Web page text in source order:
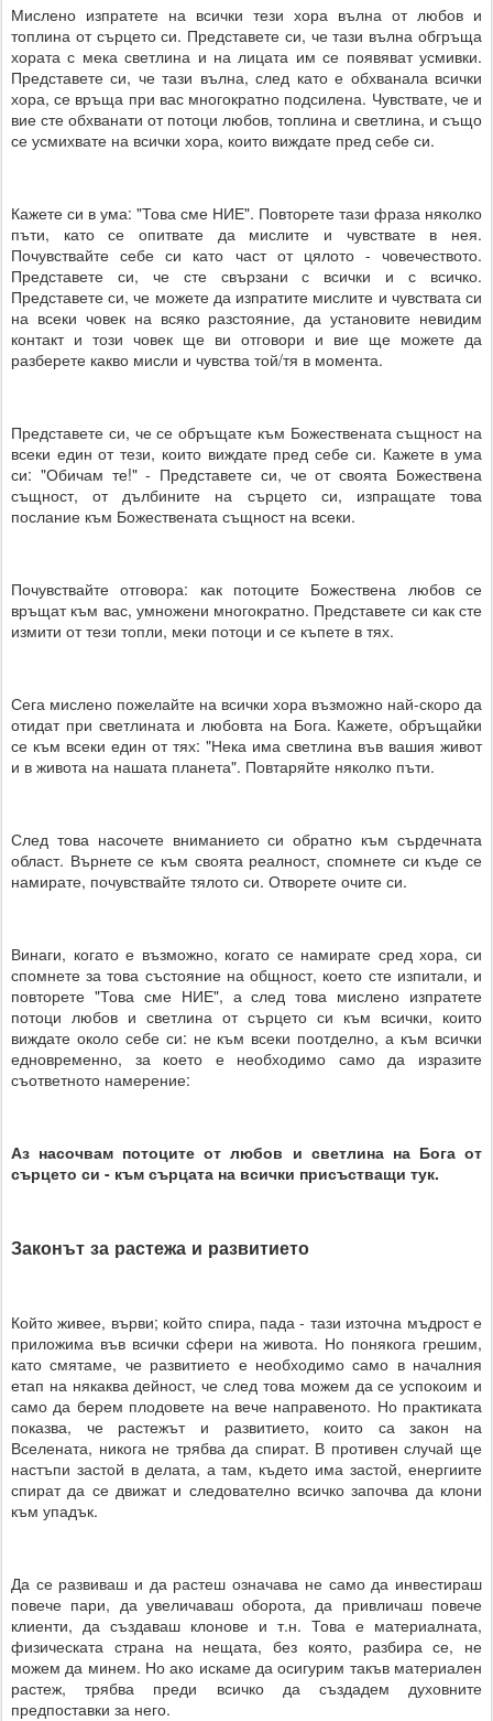
Мислено изпратете на всички тези хора вълна от любов и
топлина от сърцето си. Представете си, че тази вълна обгръща
хората с мека светлина и на лицата им се появяват усмивки.
Представете си, че тази вълна, след като е обхванала всички
хора, се връща при вас многократно подсилена. Чувствате, че и
вие сте обхванати от потоци любов, топлина и светлина, и също
се усмихвате на всички хора, които виждате пред себе си.
Кажете си в ума: "Това сме НИЕ". Повторете тази фраза няколко
пъти, като се опитвате да мислите и чувствате в нея.
Почувствайте себе си като част от цялото - човечеството.
Представете си, че сте свързани с всички и с всичко.
Представете си, че можете да изпратите мислите и чувствата си
на всеки човек на всяко разстояние, да установите невидим
контакт и този човек ще ви отговори и вие ще можете да
разберете какво мисли и чувства той/тя в момента.
Представете си, че се обръщате към Божествената същност на
всеки един от тези, които виждате пред себе си. Кажете в ума
си: "Обичам те!" - Представете си, че от своята Божествена
същност, от дълбините на сърцето си, изпращате това
послание към Божествената същност на всеки.
Почувствайте отговора: как потоците Божествена любов се
връщат към вас, умножени многократно. Представете си как сте
измити от тези топли, меки потоци и се къпете в тях.
Сега мислено пожелайте на всички хора възможно най-скоро да
отидат при светлината и любовта на Бога. Кажете, обръщайки
се към всеки един от тях: "Нека има светлина във вашия живот
и в живота на нашата планета". Повтаряйте няколко пъти.
След това насочете вниманието си обратно към сърдечната
област. Върнете се към своята реалност, спомнете си къде се
намирате, почувствайте тялото си. Отворете очите си.
Винаги, когато е възможно, когато се намирате сред хора, си
спомнете за това състояние на общност, което сте изпитали, и
повторете "Това сме НИЕ", а след това мислено изпратете
потоци любов и светлина от сърцето си към всички, които
виждате около себе си: не към всеки поотделно, а към всички
едновременно, за което е необходимо само да изразите
съответното намерение:
Аз насочвам потоците от любов и светлина на Бога от
сърцето си - към сърцата на всички присъстващи тук.
Законът за растежа и развитието
Който живее, върви; който спира, пада - тази източна мъдрост е
приложима във всички сфери на живота. Но понякога грешим,
като смятаме, че развитието е необходимо само в началния
етап на някаква дейност, че след това можем да се успокоим и
само да берем плодовете на вече направеното. Но практиката
показва, че растежът и развитието, които са закон на
Вселената, никога не трябва да спират. В противен случай ще
настъпи застой в делата, а там, където има застой, енергиите
спират да се движат и следователно всичко започва да клони
към упадък.
Да се развиваш и да растеш означава не само да инвестираш
повече пари, да увеличаваш оборота, да привличаш повече
клиенти, да създаваш клонове и т.н. Това е материалната,
физическата страна на нещата, без която, разбира се, не
можем да минем. Но ако искаме да осигурим такъв материален
растеж, трябва преди всичко да създадем духовните
предпоставки за него.